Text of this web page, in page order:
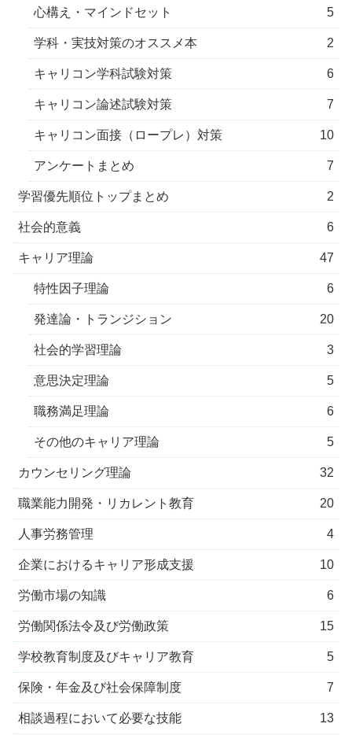
心構え・マインドセット 5
学科・実技対策のオススメ本 2
キャリコン学科試験対策 6
キャリコン論述試験対策 7
キャリコン面接（ロープレ）対策 10
アンケートまとめ 7
学習優先順位トップまとめ 2
社会的意義 6
キャリア理論 47
特性因子理論 6
発達論・トランジション 20
社会的学習理論 3
意思決定理論 5
職務満足理論 6
その他のキャリア理論 5
カウンセリング理論 32
職業能力開発・リカレント教育 20
人事労務管理 4
企業におけるキャリア形成支援 10
労働市場の知識 6
労働関係法令及び労働政策 15
学校教育制度及びキャリア教育 5
保険・年金及び社会保障制度 7
相談過程において必要な技能 13